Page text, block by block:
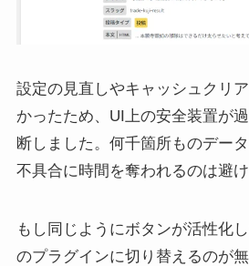
設定の見直しやキャッシュクリ
かったため、UI上の安全装置が
断しました。何千箇所ものデー
不具合に時間を奪われるのは避け
もし同じようにボタンが活性化
のプラグインに切り替えるのが